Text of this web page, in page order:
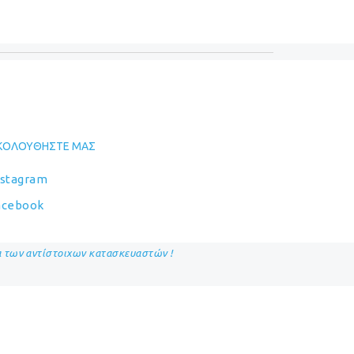
ΜΑΣ
των αντίστοιχων κατασκευαστών !